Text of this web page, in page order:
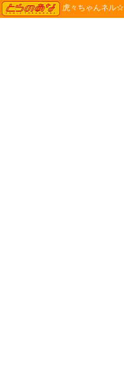
TORANOANA
虎々ちゃんネル☆